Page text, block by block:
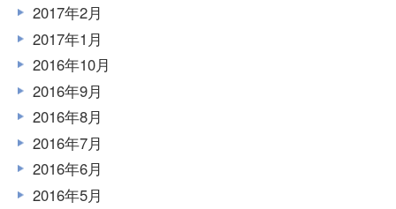
2017年2月
2017年1月
2016年10月
2016年9月
2016年8月
2016年7月
2016年6月
2016年5月